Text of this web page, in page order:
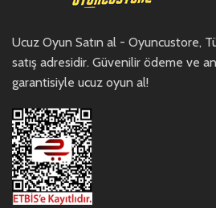
Ucuz Oyun Satın al - Oyuncustore,
satış adresidir. Güvenilir ödeme ve
garantisiyle ucuz oyun al!